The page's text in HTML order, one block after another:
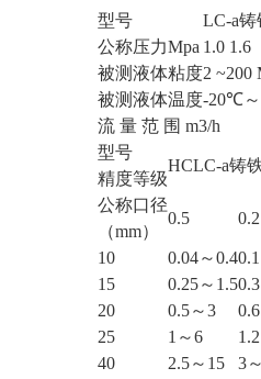
型号
LC-a铸
公称压力Mpa 1.0 1.6
被测液体粘度2 ~200
被测液体温度-20℃
流 量 范 围 m3/h
型号
精度等级
HCLC-a铸
公称口径
（mm）
0.5 0.2
10 0.04～0.4
15
0.25～1.5
20
0.5～3
25
1～6
40
2.5～15
3